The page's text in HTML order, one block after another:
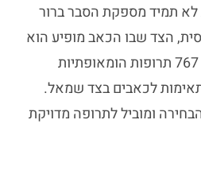
לא תמיד מספקת הסבר ברור
הצד שבו הכאב מופיע הוא
מידע קליני חשוב. מתוך 767 תרופות הומאופתיות
ראש, רק 231 מתאימות לכאבים בצד שמאל.
ומוביל לתרופה מדויקת